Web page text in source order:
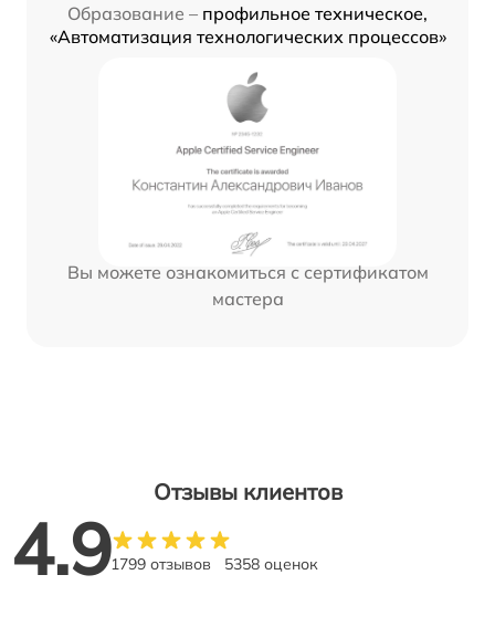
Образование – профильное техническое,
«Автоматизация технологических процессов»
Вы можете ознакомиться с сертификатом
мастера
Отзывы клиентов
4.91799 отзывов 5358 оценок